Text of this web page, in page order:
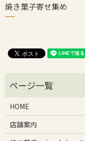
焼き菓子寄せ集め
HOME
店舗案内